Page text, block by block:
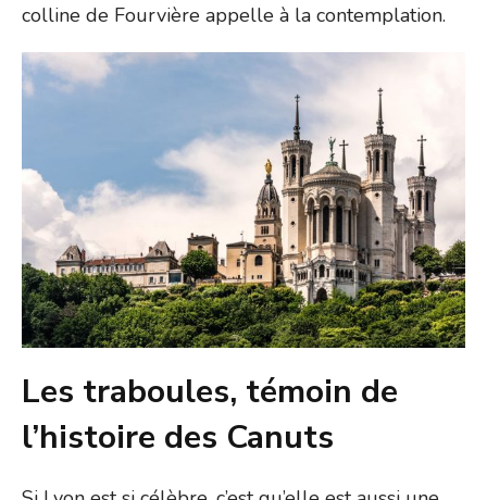
colline de Fourvière appelle à la contemplation.
Les traboules, témoin de
l’histoire des Canuts